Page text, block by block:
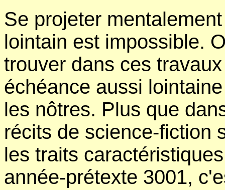
Se projeter
lointain est impossible.
trouver dans ces
échéance aussi
les nôtres. Plus que
récits de science-fiction
les traits
année-prétexte 3001,